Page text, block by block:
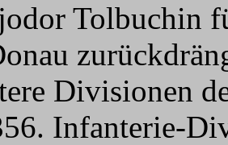
Tolbuchin
Divisionen
Infanterie-